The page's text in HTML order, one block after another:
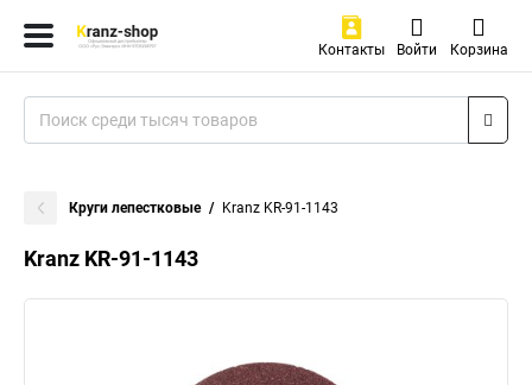
Контакты Войти Корзина
Круги лепестковые Kranz KR-91-1143
Kranz KR-91-1143